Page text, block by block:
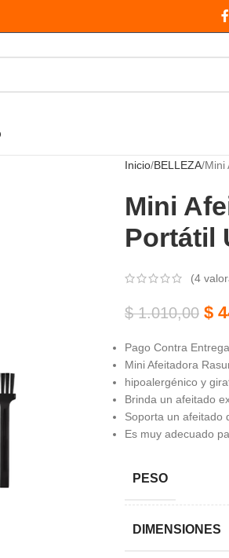
Inicio BELLEZA Mini
Mini
Portátil
(4
$1.010,00 $
Pago Contra
Mini Afeitadora
hipoalergénico y
Brinda un afeitado
Soporta un afeitado
Es muy adecuado
PESO
DIMENSIONES